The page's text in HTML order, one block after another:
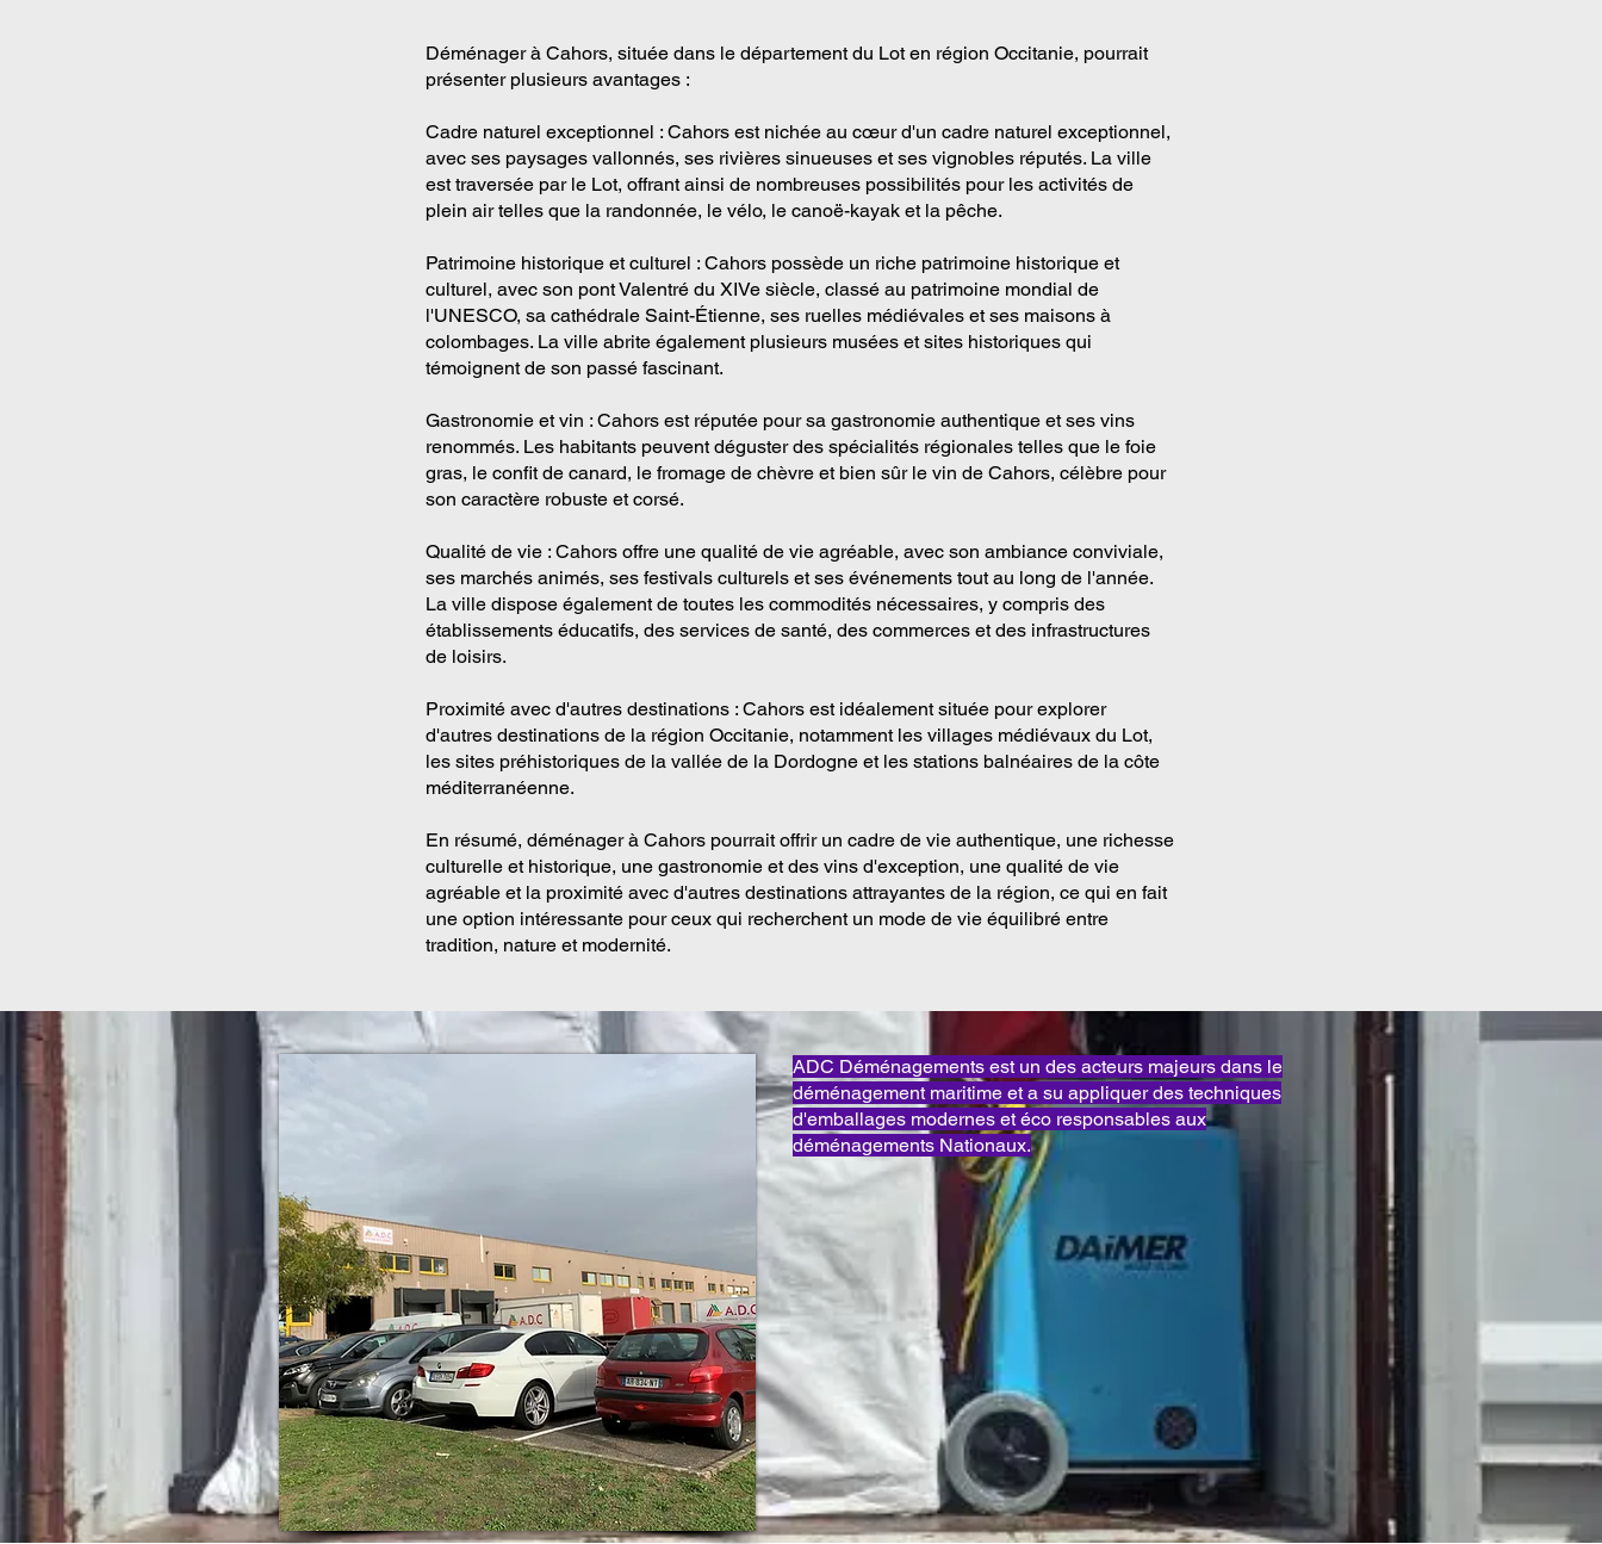
Déménager à Cahors, située dans le département du Lot en région Occitanie, pourrait
présenter plusieurs avantages :
Cadre naturel exceptionnel : Cahors est nichée au cœur d'un cadre naturel exceptionnel,
avec ses paysages vallonnés, ses rivières sinueuses et ses vignobles réputés. La ville
est traversée par le Lot, offrant ainsi de nombreuses possibilités pour les activités de
plein air telles que la randonnée, le vélo, le canoë-kayak et la pêche.
Patrimoine historique et culturel : Cahors possède un riche patrimoine historique et
culturel, avec son pont Valentré du XIVe siècle, classé au patrimoine mondial de
l'UNESCO, sa cathédrale Saint-Étienne, ses ruelles médiévales et ses maisons à
colombages. La ville abrite également plusieurs musées et sites historiques qui
témoignent de son passé fascinant.
Gastronomie et vin : Cahors est réputée pour sa gastronomie authentique et ses vins
renommés. Les habitants peuvent déguster des spécialités régionales telles que le foie
gras, le confit de canard, le fromage de chèvre et bien sûr le vin de Cahors, célèbre pour
son caractère robuste et corsé.
Qualité de vie : Cahors offre une qualité de vie agréable, avec son ambiance conviviale,
ses marchés animés, ses festivals culturels et ses événements tout au long de l'année.
La ville dispose également de toutes les commodités nécessaires, y compris des
établissements éducatifs, des services de santé, des commerces et des infrastructures
de loisirs.
Proximité avec d'autres destinations : Cahors est idéalement située pour explorer
d'autres destinations de la région Occitanie, notamment les villages médiévaux du Lot,
les sites préhistoriques de la vallée de la Dordogne et les stations balnéaires de la côte
méditerranéenne.
En résumé, déménager à Cahors pourrait offrir un cadre de vie authentique, une richesse
culturelle et historique, une gastronomie et des vins d'exception, une qualité de vie
agréable et la proximité avec d'autres destinations attrayantes de la région, ce qui en fait
une option intéressante pour ceux qui recherchent un mode de vie équilibré entre
tradition, nature et modernité.
ADC Déménagements est un des acteurs majeurs dans le
déménagement maritime et a su appliquer des techniques
d'emballages modernes et éco responsables aux
déménagements Nationaux.